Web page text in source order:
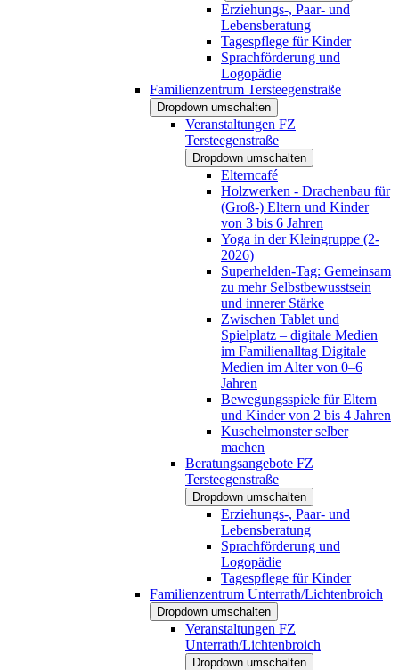
Erziehungs-, Paar- und
Lebensberatung
Tagespflege für Kinder
Sprachförderung und
Logopädie
Familienzentrum Tersteegenstraße
Dropdown umschalten
Veranstaltungen FZ
Tersteegenstraße
Dropdown umschalten
Elterncafé
Holzwerken - Drachenbau für
(Groß-) Eltern und Kinder
von 3 bis 6 Jahren
Yoga in der Kleingruppe (2-
2026)
Superhelden-Tag: Gemeinsam
zu mehr Selbstbewusstsein
und innerer Stärke
Zwischen Tablet und
Spielplatz – digitale Medien
im Familienalltag Digitale
Medien im Alter von 0–6
Jahren
Bewegungsspiele für Eltern
und Kinder von 2 bis 4 Jahren
Kuschelmonster selber
machen
Beratungsangebote FZ
Tersteegenstraße
Dropdown umschalten
Erziehungs-, Paar- und
Lebensberatung
Sprachförderung und
Logopädie
Tagespflege für Kinder
Familienzentrum Unterrath/Lichtenbroich
Dropdown umschalten
Veranstaltungen FZ
Unterrath/Lichtenbroich
Dropdown umschalten